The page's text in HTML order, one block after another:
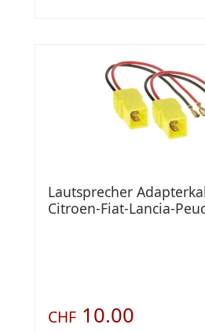
Lautsprecher
Citroen-Fiat-Lancia-
CHF 10.00